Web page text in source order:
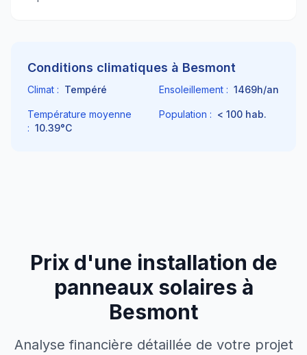
Conditions climatiques à Besmont
Climat : Tempéré Ensoleillement : 1469h/an
Température moyenne
: 10.39°C
Population : < 100 hab.
Prix d'une installation de
panneaux solaires à
Besmont
Analyse financière détaillée de votre projet